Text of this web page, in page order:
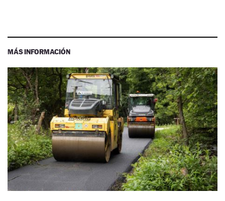
MÁS INFORMACIÓN